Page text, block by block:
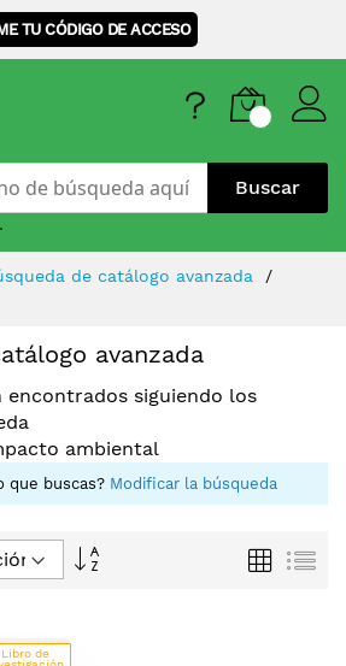
TU CÓDIGO DE ACCESO
Buscar
de catálogo avanzada
avanzada
encontrados siguiendo los
ambiental
que buscas? Modificar la búsqueda
Fijar
Parrilla
Libro de